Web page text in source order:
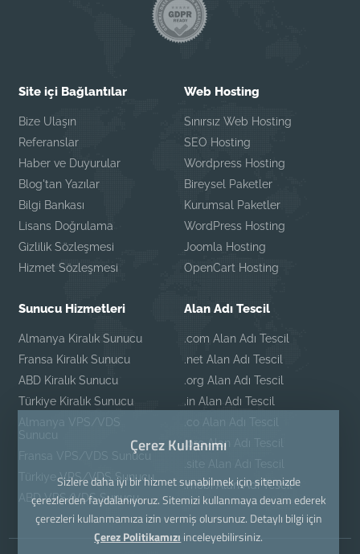
Site içi Bağlantılar
Bize Ulaşın
Referanslar
Haber ve Duyurular
Blog'tan Yazılar
Bilgi Bankası
Lisans Doğrulama
Gizlilik Sözleşmesi
Hizmet Sözleşmesi
Web Hosting
Sınırsız Web Hosting
SEO Hosting
Wordpress Hosting
Bireysel Paketler
Kurumsal Paketler
WordPress Hosting
Joomla Hosting
OpenCart Hosting
Sunucu Hizmetleri
Almanya Kiralık Sunucu
Fransa Kiralık Sunucu
ABD Kiralık Sunucu
Türkiye Kiralık Sunucu
Almanya VPS/VDS
Sunucu
Fransa VPS/VDS Sunucu
Türkiye VPS/VDS Sunucu
ABD VPS/VDS Sunucu
Alan Adı Tescil
.com Alan Adı Tescil
.net Alan Adı Tescil
.org Alan Adı Tescil
.in Alan Adı Tescil
.co Alan Adı Tescil
.pro Alan Adı Tescil
.site Alan Adı Tescil
.mobi Alan Adı Tescil
Çerez Kullanımı
Sizlere daha iyi bir hizmet sunabilmek için sitemizde
çerezlerden faydalanıyoruz. Sitemizi kullanmaya devam ederek
çerezleri kullanmamıza izin vermiş olursunuz. Detaylı bilgi için
Çerez Politikamızı inceleyebilirsiniz.